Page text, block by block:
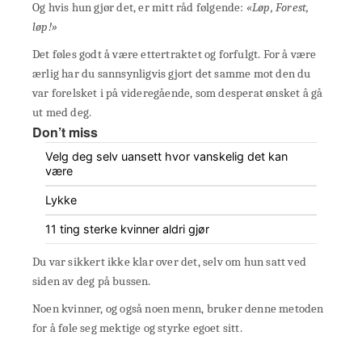
Og hvis hun gjør det, er mitt råd følgende: «Løp, Forest,
løp!»
Det føles godt å være ettertraktet og forfulgt. For å være
ærlig har du sannsynligvis gjort det samme mot den du
var forelsket i på videregående, som desperat ønsket å gå
ut med deg.
Don’t miss
Velg deg selv uansett hvor vanskelig det kan
være
Lykke
11 ting sterke kvinner aldri gjør
Du var sikkert ikke klar over det, selv om hun satt ved
siden av deg på bussen.
Noen kvinner, og også noen menn, bruker denne metoden
for å føle seg mektige og styrke egoet sitt.